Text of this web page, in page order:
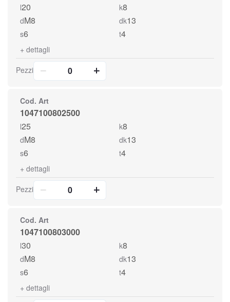
l20 k8
dM8 dk13
s6 t4
+ dettagli
Pezzi
Cod. Art
1047100802500
l25 k8
dM8 dk13
s6 t4
+ dettagli
Pezzi
Cod. Art
1047100803000
l30 k8
dM8 dk13
s6 t4
+ dettagli